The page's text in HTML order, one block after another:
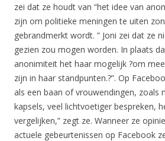
zei dat ze houdt van “het idee van
zijn om politieke meningen te uiten
gebrandmerkt wordt. ” Joni zei dat ze
gezien zou mogen worden. In plaats
anonimiteit het haar mogelijk ?om
zijn in haar standpunten.?”. Op
als een baan of vrouwendingen, zoals
kapsels, veel lichtvoetiger bespreken,
vergelijken,” zegt ze. Wanneer ze
actuele gebeurtenissen op Facebook